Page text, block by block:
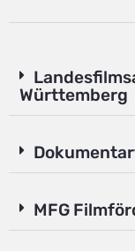
Württemberg
MFG